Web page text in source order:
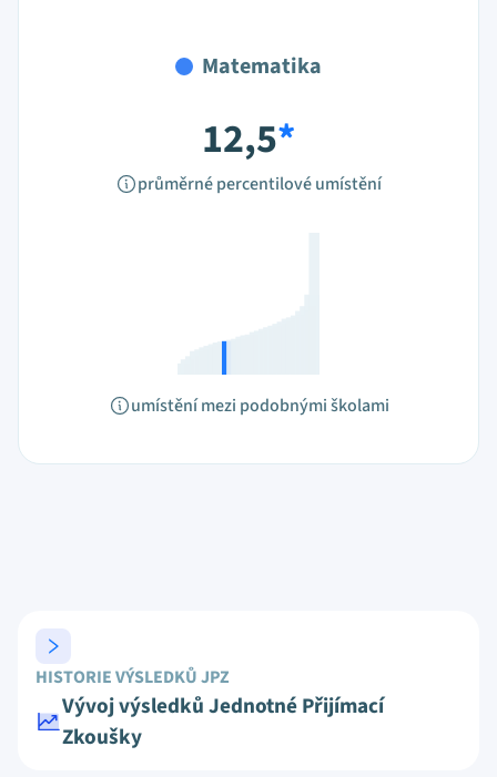
Matematika
12,5*
průměrné percentilové umístění
umístění mezi podobnými školami
HISTORIE VÝSLEDKŮ JPZ
Vývoj výsledků Jednotné Přijímací
Zkoušky